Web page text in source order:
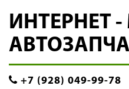
ИНТЕРНЕТ
+7 (928) 049-99-78